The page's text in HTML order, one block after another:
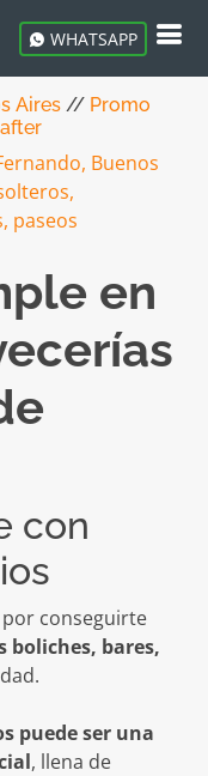
WHATSAPP
Aires // Promo
en
con
conseguirte
boliches, bares,
puede ser una
, llena de